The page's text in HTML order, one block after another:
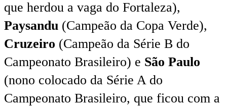
que herdou a vaga do Fortaleza),
Paysandu (Campeão da Copa Verde),
Cruzeiro (Campeão da Série B do
Campeonato Brasileiro) e São Paulo
(nono colocado da Série A do
Campeonato Brasileiro, que ficou com a